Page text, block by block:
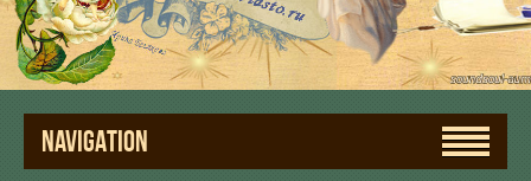
NAVIGATION